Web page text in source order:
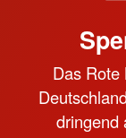
Das Rote
dringend